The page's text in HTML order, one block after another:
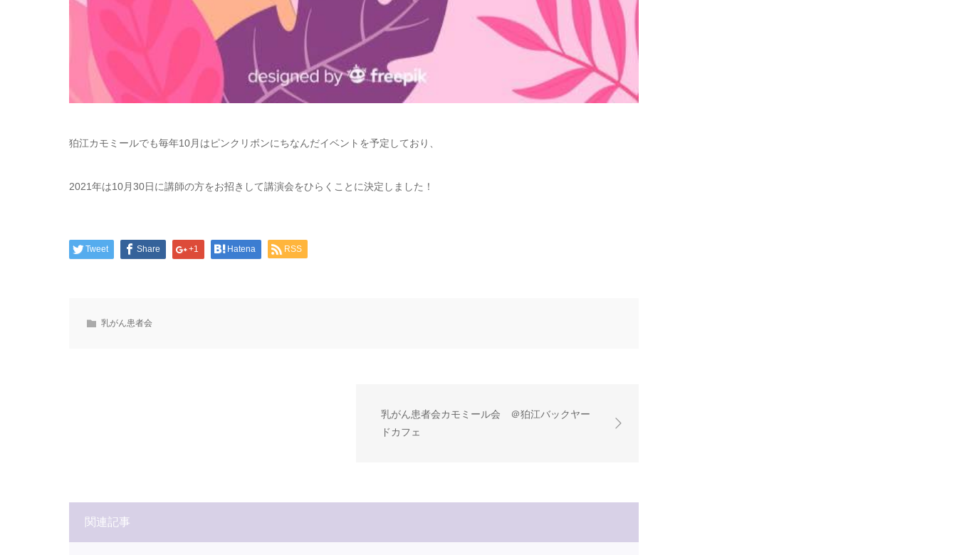
狛江カモミールでも毎年10月はピンクリボンにちなんだイベントを予定しており、
2021年は10月30日に講師の方をお招きして講演会をひらくことに決定しました！
Tweet Share +1 Hatena RSS
乳がん患者会
乳がん患者会カモミール会 ＠狛江バックヤー
ドカフェ
関連記事